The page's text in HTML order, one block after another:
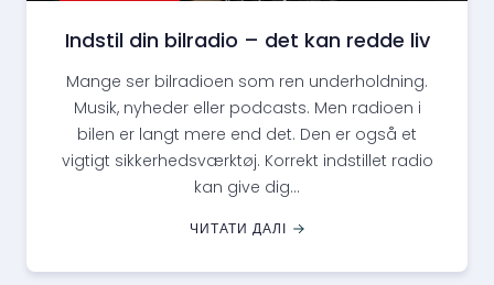
Indstil din bilradio – det kan redde liv
Mange ser bilradioen som ren underholdning.
Musik, nyheder eller podcasts. Men radioen i
bilen er langt mere end det. Den er også et
vigtigt sikkerhedsværktøj. Korrekt indstillet radio
kan give dig...
ЧИТАТИ ДАЛІ